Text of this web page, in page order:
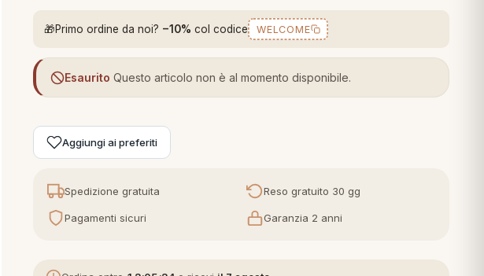
🎁Primo ordine da noi? −10% col codice WELCOME
Esaurito Questo articolo non è al momento disponibile.
Aggiungi ai preferiti
Spedizione gratuita Reso gratuito 30 gg
Pagamenti sicuri Garanzia 2 anni